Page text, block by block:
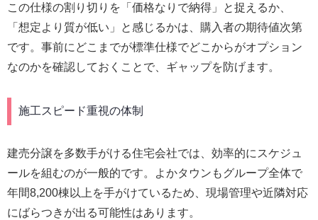
この仕様の割り切りを「価格なりで納得」と捉えるか、
「想定より質が低い」と感じるかは、購入者の期待値次第
です。事前にどこまでが標準仕様でどこからがオプション
なのかを確認しておくことで、ギャップを防げます。
施工スピード重視の体制
建売分譲を多数手がける住宅会社では、効率的にスケジュ
ールを組むのが一般的です。よかタウンもグループ全体で
年間8,200棟以上を手がけているため、現場管理や近隣対応
にばらつきが出る可能性はあります。